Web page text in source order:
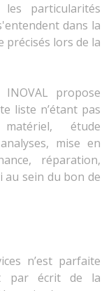
particularités
dans la
précisés lors de la
propose
liste n’étant pas
étude
mise en
réparation,
au sein du bon de
n’est parfaite
par écrit de la